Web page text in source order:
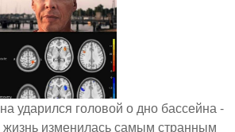
ударился головой о дно бассейна -
жизнь изменилась самым странным